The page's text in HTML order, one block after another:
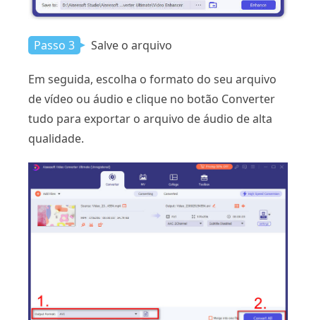
Passo 3 Salve o arquivo
Em seguida, escolha o formato do seu arquivo
de vídeo ou áudio e clique no botão Converter
tudo para exportar o arquivo de áudio de alta
qualidade.